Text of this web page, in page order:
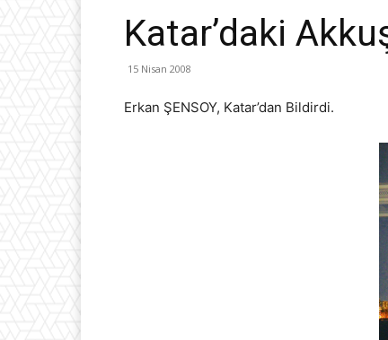
Katar’daki
15 Nisan 2008
Erkan ŞENSOY, Katar’dan Bildirdi.